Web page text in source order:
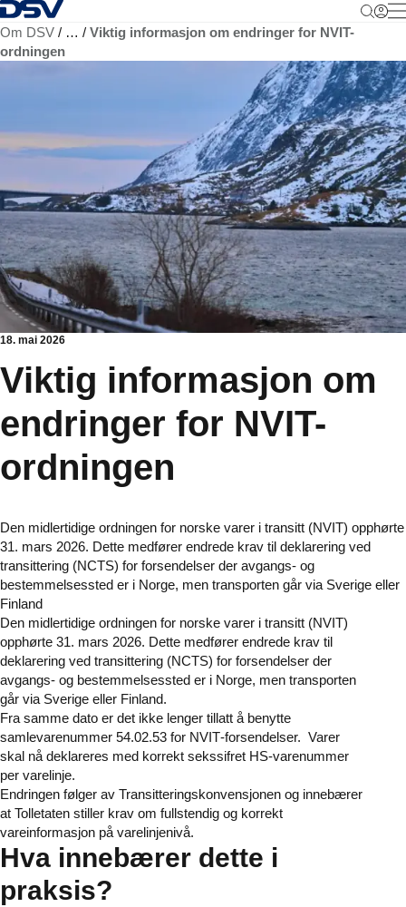
Tilbake til hjemmesiden
Om DSV …
Viktig informasjon om endringer for NVIT-
ordningen
18. mai 2026
Viktig informasjon om
endringer for NVIT-
ordningen
Den midlertidige ordningen for norske varer i transitt (NVIT) opphørte
31. mars 2026. Dette medfører endrede krav til deklarering ved
transittering (NCTS) for forsendelser der avgangs- og
bestemmelsessted er i Norge, men transporten går via Sverige eller
Finland
Den midlertidige ordningen for norske varer i transitt (NVIT)
opphørte 31. mars 2026. Dette medfører endrede krav til
deklarering ved transittering (NCTS) for forsendelser der
avgangs- og bestemmelsessted er i Norge, men transporten
går via Sverige eller Finland.
Fra samme dato er det ikke lenger tillatt å benytte
samlevarenummer 54.02.53 for NVIT‑forsendelser. Varer
skal nå deklareres med korrekt seks­sifret HS‑varenummer
per varelinje.
Endringen følger av Transitteringskonvensjonen og innebærer
at Tolletaten stiller krav om fullstendig og korrekt
vareinformasjon på varelinjenivå.
Hva innebærer dette i
praksis?